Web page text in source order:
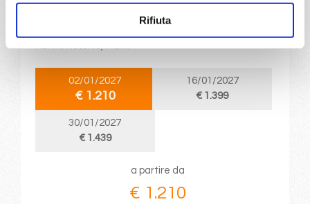
Rifiuta
Miami, Roatan, Da-Nang, Cozumel, Ocean Cay Msc Marine
02/01/2027
€ 1.210
16/01/2027
€ 1.399
30/01/2027
€ 1.439
a partire da
€ 1.210